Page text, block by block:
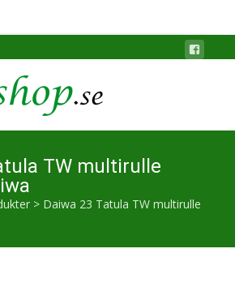
TW multirulle
> Daiwa 23 Tatula TW multirulle